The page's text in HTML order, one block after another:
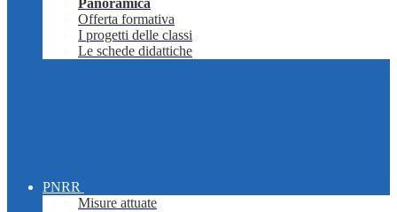
Panoramica
Offerta formativa
I progetti delle classi
Le schede didattiche
PNRR
Misure attuate